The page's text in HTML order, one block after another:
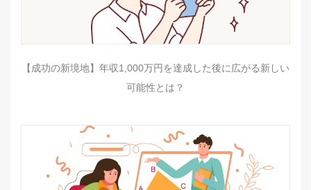
【成功の新境地】年収1,000万円を達成した後に広がる新しい
可能性とは？